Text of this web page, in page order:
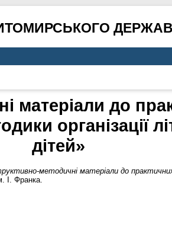
матеріали до
організації
дітей»
методичні матеріали до
І. Франка.